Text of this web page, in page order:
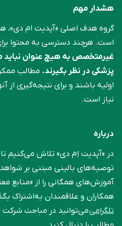
هشدار مهم
گروه هدف اصلی «آپدیت ام دی»،
است. هرچند دسترسی به محتوا
غیرمتخصص به هیچ عنوان نباید
پزشکی در نظر بگیرند. مطالب
اولیه باشند و برای نتیجه‌گیری
نیاز است.
درباره
در «آپدیت اِم دی» تلاش می‌کنیم
توصیه‌های بالینی مبتنی بر
آموزش‌های همگانی را از «منابع
همکاران و علاقمندان به‌اشتراک
تلگرامیمی‌توانید در مباحث شرکت